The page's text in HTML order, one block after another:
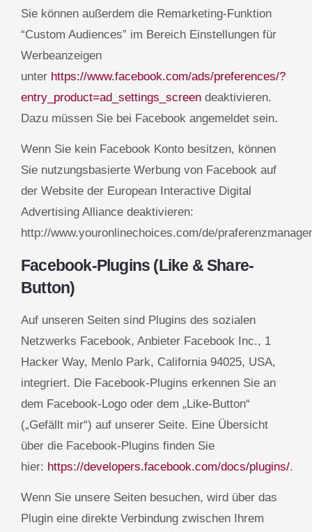
Sie können außerdem die Remarketing-Funktion
“Custom Audiences” im Bereich Einstellungen für
Werbeanzeigen
unter https://www.facebook.com/ads/preferences/?
entry_product=ad_settings_screen deaktivieren.
Dazu müssen Sie bei Facebook angemeldet sein.
Wenn Sie kein Facebook Konto besitzen, können
Sie nutzungsbasierte Werbung von Facebook auf
der Website der European Interactive Digital
Advertising Alliance deaktivieren:
http://www.youronlinechoices.com/de/
Facebook-Plugins (Like & Share-
Button)
Auf unseren Seiten sind Plugins des sozialen
Netzwerks Facebook, Anbieter Facebook Inc., 1
Hacker Way, Menlo Park, California 94025, USA,
integriert. Die Facebook-Plugins erkennen Sie an
dem Facebook-Logo oder dem „Like-Button“
(„Gefällt mir“) auf unserer Seite. Eine Übersicht
über die Facebook-Plugins finden Sie
hier: https://developers.facebook.com/docs/plugins/.
Wenn Sie unsere Seiten besuchen, wird über das
Plugin eine direkte Verbindung zwischen Ihrem